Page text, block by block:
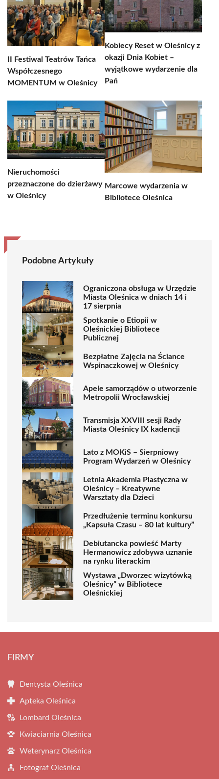
II Festiwal Teatrów Tańca
Współczesnego
MOMENTUM w Oleśnicy
Kobiecy Reset w Oleśnicy z
okazji Dnia Kobiet –
wyjątkowe wydarzenie dla
Pań
Nieruchomości
przeznaczone do dzierżawy
w Oleśnicy
Marcowe wydarzenia w
Bibliotece Oleśnica
Podobne Artykuły
Ograniczona obsługa w Urzędzie
Miasta Oleśnica w dniach 14 i
17 sierpnia
Spotkanie o Etiopii w
Oleśnickiej Bibliotece
Publicznej
Bezpłatne Zajęcia na Ściance
Wspinaczkowej w Oleśnicy
Apele samorządów o utworzenie
Metropolii Wrocławskiej
Transmisja XXVIII sesji Rady
Miasta Oleśnicy IX kadencji
Lato z MOKiS – Sierpniowy
Program Wydarzeń w Oleśnicy
Letnia Akademia Plastyczna w
Oleśnicy – Kreatywne
Warsztaty dla Dzieci
Przedłużenie terminu konkursu
„Kapsuła Czasu – 80 lat kultury”
Debiutancka powieść Marty
Hermanowicz zdobywa uznanie
na rynku literackim
Wystawa „Dworzec wizytówką
Oleśnicy” w Bibliotece
Oleśnickiej
FIRMY
Dentysta Oleśnica
Apteka Oleśnica
Lombard Oleśnica
Kwiaciarnia Oleśnica
Weterynarz Oleśnica
Fotograf Oleśnica